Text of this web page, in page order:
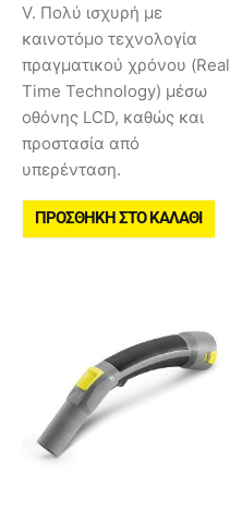
V. Πολύ ισχυρή με
καινοτόμο τεχνολογία
πραγματικού χρόνου (Real
Time Technology) μέσω
οθόνης LCD, καθώς και
προστασία από
υπερένταση.
ΠΡΟΣΘΉΚΗ ΣΤΟ ΚΑΛΆΘΙ